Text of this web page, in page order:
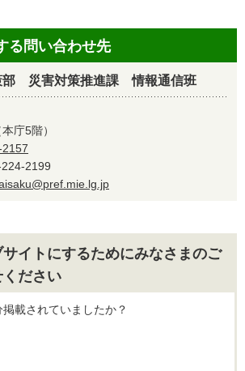
る問い合わせ先
災害対策推進課 情報通信班
庁5階）
224-2199
イトにするためにみなさまのご
ださい
載されていましたか？